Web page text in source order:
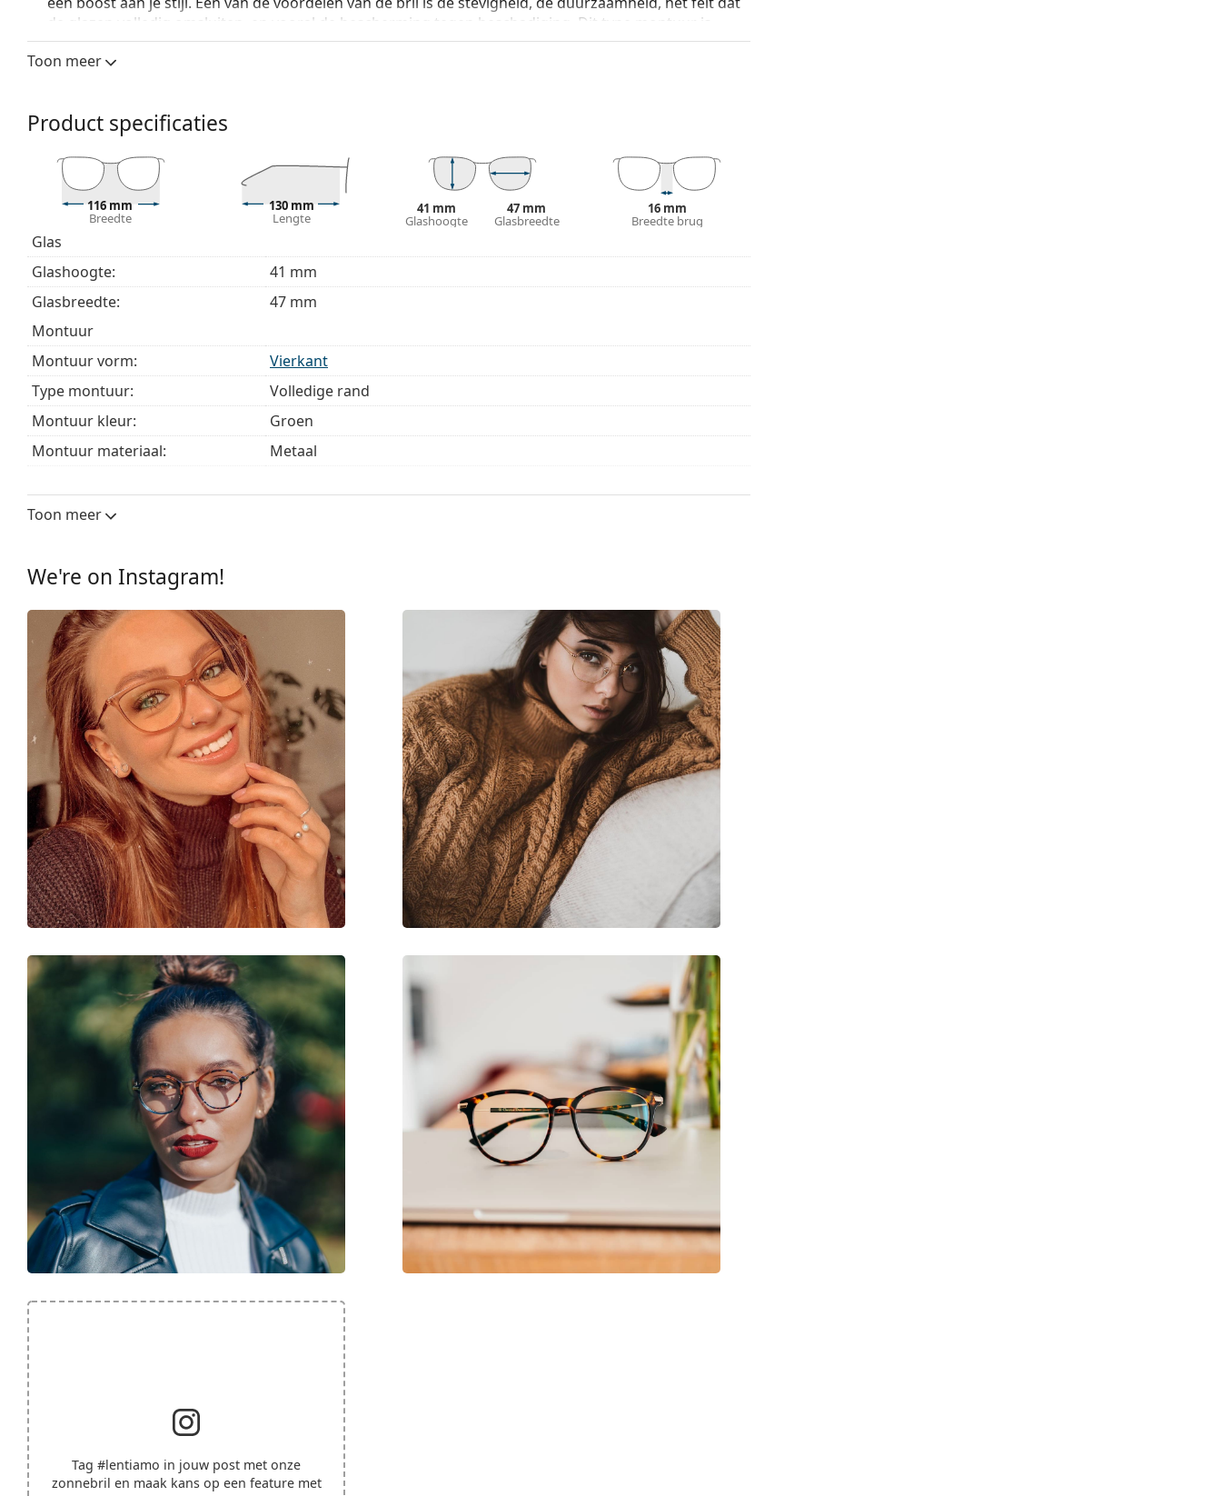
de glazen volledig omsluiten, en vooral de bescherming tegen beschadiging. Dit type montuur is
geschikt voor alle glazen, ook voor glazen met een hogere optische sterkte.
Verstelbare neuspads maken een kleine aanpassing van de positie en de pasvorm van de bril
om schade of breuk door ondeskundige behandeling te voorkomen.
Accessoires
Wij leveren de brillen in een originele hoes. De kleur van de koker en het ontwerp kunnen variëren.
Bekijk het volledige assortiment
brillenvoor meer stijlen of Bekijk onzebrillengids
als je hulp nodig hebt
bij het kiezen.
Het is een medisch hulpmiddel. Lees de instructies voor gebruik.
Toon meer
Product specificaties
116 mm
Breedte
130 mm
Lengte
41 mm
Glashoogte
47 mm
Glasbreedte
16 mm
Breedte brug
Glas
Glashoogte:
41 mm
Glasbreedte:
47 mm
montuur
Montuur vorm:
Vierkant
Type montuur:
Volledige rand
Montuur kleur:
Groen
Montuur materiaal:
Metaal
Breedte:
Breedte brug:
Verstelbare neus-pads:
Verende scharnier:
Clip-on:
No
accessoires
Koker:
Ja
Reinigingsdoekje:
No
Overig
Geslacht:
Kinderen
Categorie:
Brillen
Merk:
Tom Tailor
Code:
Boys & Girls TT60688 536 16 47
Toon meer
We're on Instagram!
Tag #lentiamo in jouw post met onze
zonnebril en maak kans op een feature met